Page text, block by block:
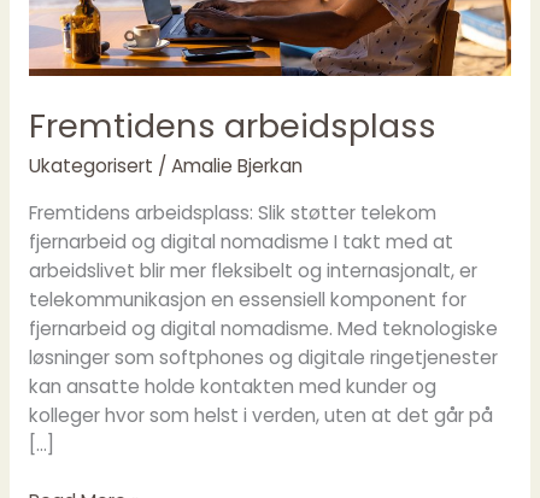
Fremtidens arbeidsplass
Ukategorisert / Amalie Bjerkan
Fremtidens arbeidsplass: Slik støtter telekom
fjernarbeid og digital nomadisme I takt med at
arbeidslivet blir mer fleksibelt og internasjonalt, er
telekommunikasjon en essensiell komponent for
fjernarbeid og digital nomadisme. Med teknologiske
løsninger som softphones og digitale ringetjenester
kan ansatte holde kontakten med kunder og
kolleger hvor som helst i verden, uten at det går på
[…]